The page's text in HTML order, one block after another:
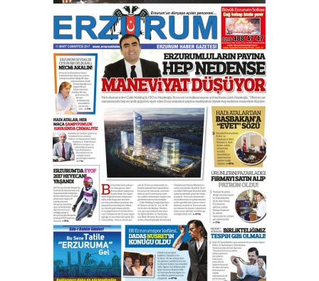
Bir fotoğraf, bir şehir, bir
gazeteci… Dizginler kimin
elinde?
31 Mart 2026 Salı
A. Berhan Yılmaz
BİR BÖLÜM DEĞİL, BİR ÖMÜR
SEÇİYORSUNUZ… “NEDEN
ATATÜRK ÜNİVERSİTESİ?”
28 Temmuz 2026 Salı
Ahmet Gökhan YAZICI
Ahmed Yesevi’den bir Alperen…
”Reisimiz” idi… Hakka yürüdü.!
26 Mart 2026 Perşembe
Cem Bakırcı
Ardında bıraktığı hatıralarıyla
gönül adamı Faruk Terzioğlu!
13 Mayıs 2026 Çarşamba
Esat BİNDESEN